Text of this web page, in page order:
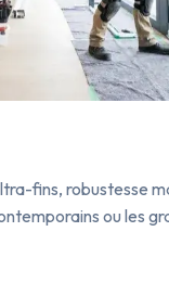
fins, robustesse
ou les